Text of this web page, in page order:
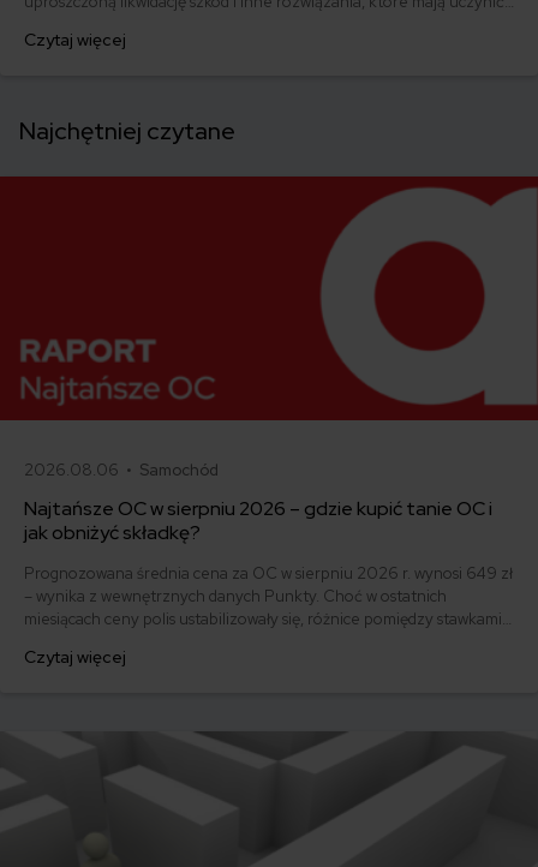
czy Twoje towarzystwo daje taką możliwość.
Czytaj więcej
Najchętniej czytane
2026.08.06 • Samochód
Najtańsze OC w sierpniu 2026 – gdzie kupić tanie OC i
jak obniżyć składkę?
Prognozowana średnia cena za OC w sierpniu 2026 r. wynosi 649 zł
– wynika z wewnętrznych danych Punkty. Choć w ostatnich
miesiącach ceny polis ustabilizowały się, różnice pomiędzy stawkami
500 zł, inni – powyżej 1500 zł. Gdzie znaleźć najtańsze OC w Polsce
Czytaj więcej